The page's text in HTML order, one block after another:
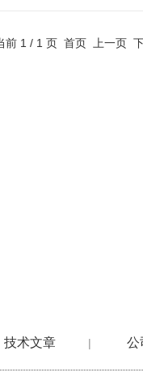
前 1 / 1 页 首页 上一页
技术文章 | 公